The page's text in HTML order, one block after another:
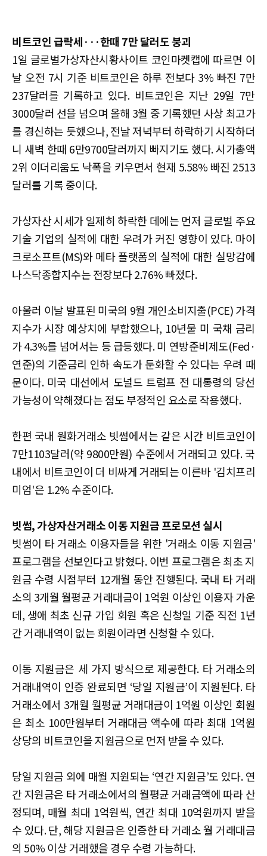
비트코인 급락세···한때 7만 달러도 붕괴
1일 글로벌가상자산시황사이트 코인마켓캡에 따르면 이
날 오전 7시 기준 비트코인은 하루 전보다 3% 빠진 7만
237달러를 기록하고 있다. 비트코인은 지난 29일 7만
3000달러 선을 넘으며 올해 3월 중 기록했던 사상 최고가
를 경신하는 듯했으나, 전날 저녁부터 하락하기 시작하더
니 새벽 한때 6만9700달러까지 빠지기도 했다. 시가총액
2위 이더리움도 낙폭을 키우면서 현재 5.58% 빠진 2513
달러를 기록 중이다.
가상자산 시세가 일제히 하락한 데에는 먼저 글로벌 주요
기술 기업의 실적에 대한 우려가 커진 영향이 있다. 마이
크로소프트(MS)와 메타 플랫폼의 실적에 대한 실망감에
나스닥종합지수는 전장보다 2.76% 빠졌다.
아울러 이날 발표된 미국의 9월 개인소비지출(PCE) 가격
지수가 시장 예상치에 부합했으나, 10년물 미 국채 금리
가 4.3%를 넘어서는 등 급등했다. 미 연방준비제도(Fed·
연준)의 기준금리 인하 속도가 둔화할 수 있다는 우려 때
문이다. 미국 대선에서 도널드 트럼프 전 대통령의 당선
가능성이 약해졌다는 점도 부정적인 요소로 작용했다.
한편 국내 원화거래소 빗썸에서는 같은 시간 비트코인이
7만1103달러(약 9800만원) 수준에서 거래되고 있다. 국
내에서 비트코인이 더 비싸게 거래되는 이른바 '김치프리
미엄'은 1.2% 수준이다.
빗썸, 가상자산거래소 이동 지원금 프로모션 실시
빗썸이 타 거래소 이용자들을 위한 '거래소 이동 지원금'
프로그램을 선보인다고 밝혔다. 이번 프로그램은 최초 지
원금 수령 시점부터 12개월 동안 진행된다. 국내 타 거래
소의 3개월 월평균 거래대금이 1억원 이상인 이용자 가운
데, 생애 최초 신규 가입 회원 혹은 신청일 기준 직전 1년
간 거래내역이 없는 회원이라면 신청할 수 있다.
이동 지원금은 세 가지 방식으로 제공한다. 타 거래소의
거래내역이 인증 완료되면 ‘당일 지원금’이 지원된다. 타
거래소에서 3개월 월평균 거래대금이 1억원 이상인 회원
은 최소 100만원부터 거래대금 액수에 따라 최대 1억원
상당의 비트코인을 지원금으로 먼저 받을 수 있다.
당일 지원금 외에 매월 지원되는 ‘연간 지원금’도 있다. 연
간 지원금은 타 거래소에서의 월평균 거래금액에 따라 산
정되며, 매월 최대 1억원씩, 연간 최대 10억원까지 받을
수 있다. 단, 해당 지원금은 인증한 타 거래소 월 거래대금
의 50% 이상 거래했을 경우 수령 가능하다.